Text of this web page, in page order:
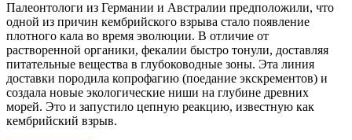
Палеонтологи из Германии и Австралии предположили, что
одной из причин кембрийского взрыва стало появление
плотного кала во время эволюции. В отличие от
растворенной органики, фекалии быстро тонули, доставляя
питательные вещества в глубоководные зоны. Эта линия
доставки породила копрофагию (поедание экскрементов) и
создала новые экологические ниши на глубине древних
морей. Это и запустило цепную реакцию, известную как
кембрийский взрыв.